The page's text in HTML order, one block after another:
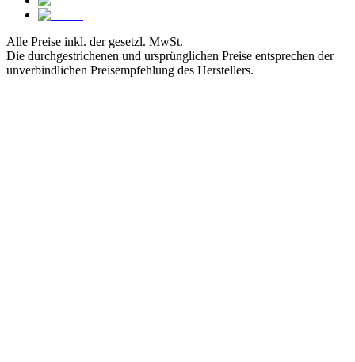
Alle Preise inkl. der gesetzl. MwSt.
Die durchgestrichenen und ursprünglichen Preise entsprechen der
unverbindlichen Preisempfehlung des Herstellers.